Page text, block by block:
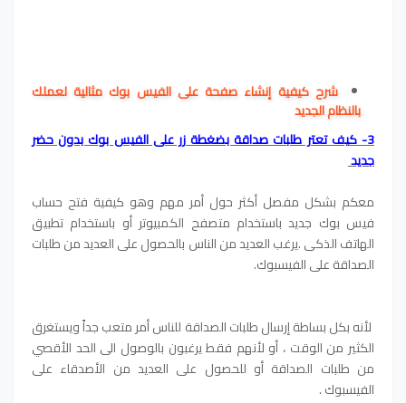
شرح كيفية إنشاء صفحة على الفيس بوك مثالية لعملك
بالنظام الجديد
3- كيف تعتر طلبات صداقة بضغطة زر على الفيس بوك بدون حضر
جديد
معكم بشكل مفصل أكثر حول أمر مهم وهو كيفية فتح حساب
فيس بوك جديد باستخدام متصفح الكمبيوتر أو باستخدام تطبيق
الهاتف الذكي .يرغب العديد من الناس بالحصول على العديد من طلبات
الصداقة على الفيسبوك.
لأنه بكل بساطة إرسال طلبات الصداقة للناس أمر متعب جداً ويستغرق
الكثير من الوقت ، أو لأنهم فقط يرغبون بالوصول الى الحد الأقصي
من طلبات الصداقة أو للحصول على العديد من الأصدقاء على
الفيسبوك .